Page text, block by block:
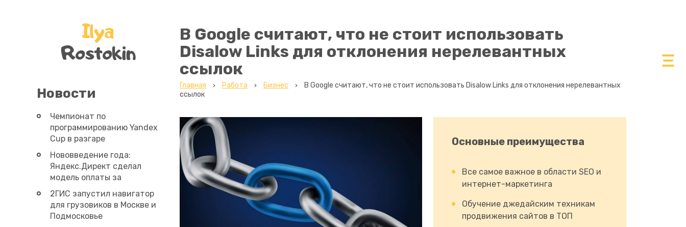
Ilya
Rostokin
В Google считают, что не стоит использовать
Disalow Links для отклонения нерелевантных
ссылок
Главная Работа Бизнес
В Google считают, что не стоит использовать Disalow Links для отклонения нерелевантных
ссылок
Основные преимущества
Все самое важное в области SEO и
интернет-маркетинга
Обучение джедайским техникам
продвижения сайтов в ТОП
Новости
Чемпионат по
программированию Yandex
Cup в разгаре
Нововведение года:
Яндекс.Директ сделал
модель оплаты за
конверсии доступной
всем рекламодателям
2ГИС запустил навигатор
для грузовиков в Москве и
Подмосковье